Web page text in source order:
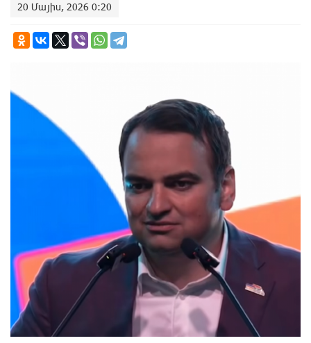
20 Մայիս, 2026 0:20